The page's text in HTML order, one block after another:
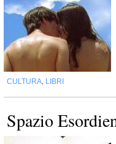
CULTURA LIBRI
Spazio